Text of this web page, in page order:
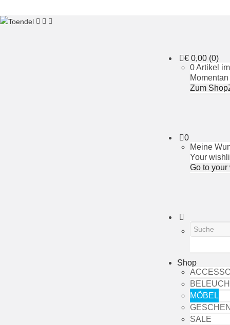
€ 0,00 (0)
0 Artikel
Zum Shop
0
Meine
Your
Go to
Shop
MÖBEL
SALE